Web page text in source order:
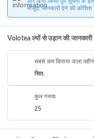
मौजूदा जानकारी देने की
Volotea ल्यों से उड़ान की जानकारी
सबसे कम किराया वाला
सित.
कुल गंतव्य
25